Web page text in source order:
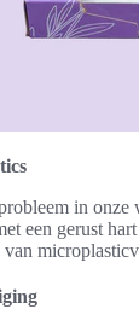
in
een gerust
van